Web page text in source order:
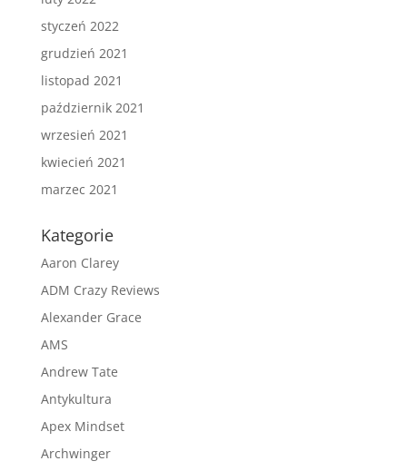
styczeń 2022
grudzień 2021
listopad 2021
październik 2021
wrzesień 2021
kwiecień 2021
marzec 2021
Kategorie
Aaron Clarey
ADM Crazy Reviews
Alexander Grace
AMS
Andrew Tate
Antykultura
Apex Mindset
Archwinger